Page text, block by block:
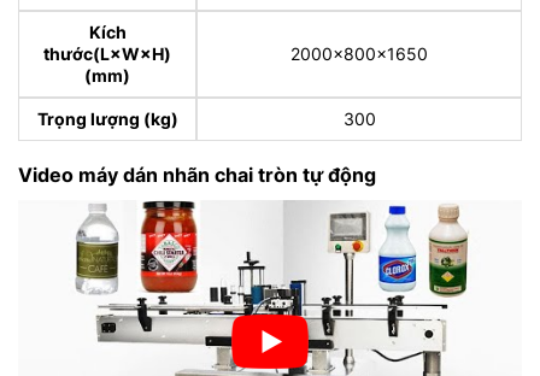
Kích
thước(L×W×H)
(mm)
2000×800×1650
Trọng lượng (kg) 300
Video máy dán nhãn chai tròn tự động